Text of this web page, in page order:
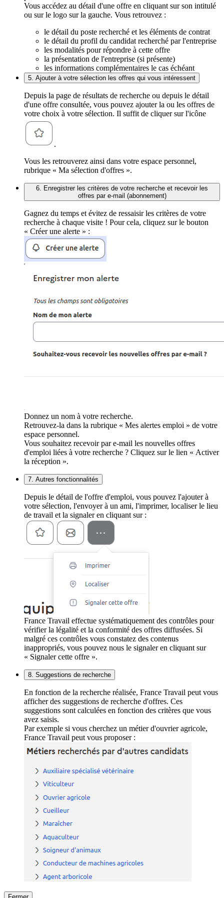
Vous accédez au détail d'une offre en cliquant sur son intitulé
ou sur le logo sur la gauche. Vous retrouvez :
le détail du poste recherché et les éléments de contrat
le détail du profil du candidat recherché par l'entreprise
les modalités pour répondre à cette offre
la présentation de l'entreprise (si présente)
les informations complémentaires le cas échéant
5. Ajouter à votre sélection les offres qui vous intéressent
Depuis la page de résultats de recherche ou depuis le détail
d'une offre consultée, vous pouvez ajouter la ou les offres de
votre choix à votre sélection. Il suffit de cliquer sur l'icône
.
Vous les retrouverez ainsi dans votre espace personnel,
rubrique « Ma sélection d'offres ».
6. Enregistrer les critères de votre recherche et recevoir les
offres par e-mail (abonnement)
Gagnez du temps et évitez de ressaisir les critères de votre
recherche à chaque visite ! Pour cela, cliquez sur le bouton
« Créer une alerte » :
Donnez un nom à votre recherche.
Retrouvez-la dans la rubrique « Mes alertes emploi » de votre
espace personnel.
Vous souhaitez recevoir par e-mail les nouvelles offres
d'emploi liées à votre recherche ? Cliquez sur le lien « Activer
la réception ».
7. Autres fonctionnalités
Depuis le détail de l'offre d'emploi, vous pouvez l'ajouter à
votre sélection, l'envoyer à un ami, l'imprimer, localiser le lieu
de travail et la signaler en cliquant sur :
France Travail effectue systématiquement des contrôles pour
vérifier la légalité et la conformité des offres diffusées. Si
malgré ces contrôles vous constatez des contenus
inappropriés, vous pouvez nous le signaler en cliquant sur
« Signaler cette offre ».
8. Suggestions de recherche
En fonction de la recherche réalisée, France Travail peut vous
afficher des suggestions de recherche d'offres. Ces
suggestions sont calculées en fonction des critères que vous
avez saisis.
Par exemple si vous cherchez un métier d'ouvrier agricole,
France Travail peut vous proposer :